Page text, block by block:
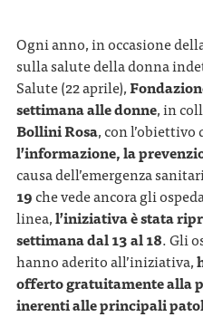
Ogni anno, in occasione
sulla salute della donna
Salute (22 aprile),
settimana alle donne, in
Bollini Rosa, con l’obiettivo
l’informazione, la
causa dell’emergenza
19che vede ancora gli
linea,l’iniziativaè stata
settimana dal 13 al 18. Gli
hanno aderito all’iniziativa,
offertogratuitamente alla
inerenti alle principali